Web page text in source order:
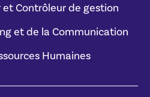
et Contrôleur de gestion
et de la Communication
Humaines